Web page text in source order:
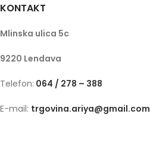
KONTAKT
Mlinska ulica 5c
9220 Lendava
Telefon: 064 / 278 – 388
E-mail: trgovina.ariya@gmail.com